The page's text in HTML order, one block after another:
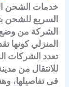
خدمات الشحن
السريع للشحن
الشركة من
المنزلي كونها
تعدد الشركات
للانتقال من
فى تفاصيلها،